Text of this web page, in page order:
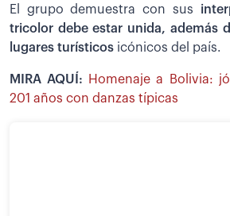
El grupo demuestra con sus
tricolor debe estar unida, además
lugares turísticos icónicos del país.
MIRA AQUÍ:
Homenaje a Bolivia:
201 años con danzas típicas